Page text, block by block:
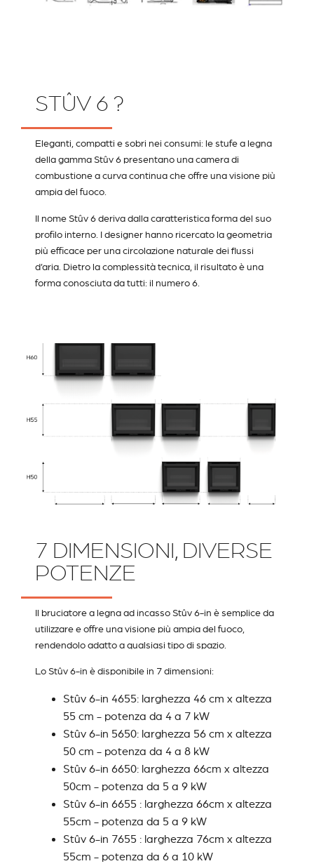
STÛV 6 ?
Eleganti, compatti e sobri nei consumi: le stufe a legna
della gamma Stûv 6 presentano una camera di
combustione a curva continua che offre una visione più
ampia del fuoco.
Il nome Stûv 6 deriva dalla caratteristica forma del suo
profilo interno. I designer hanno ricercato la geometria
più efficace per una circolazione naturale dei flussi
d’aria. Dietro la complessità tecnica, il risultato è una
forma conosciuta da tutti: il numero 6.
7 DIMENSIONI, DIVERSE
POTENZE
Il bruciatore a legna ad incasso Stûv 6-in è semplice da
utilizzare e offre una visione più ampia del fuoco,
rendendolo adatto a qualsiasi tipo di spazio.
Lo Stûv 6-in è disponibile in 7 dimensioni:
Stûv 6-in 4655: larghezza 46 cm x altezza
55 cm - potenza da 4 a 7 kW
Stûv 6-in 5650: larghezza 56 cm x altezza
50 cm - potenza da 4 a 8 kW
Stûv 6-in 6650: larghezza 66cm x altezza
50cm - potenza da 5 a 9 kW
Stûv 6-in 6655 : larghezza 66cm x altezza
55cm - potenza da 5 a 9 kW
Stûv 6-in 7655 : larghezza 76cm x altezza
55cm - potenza da 6 a 10 kW